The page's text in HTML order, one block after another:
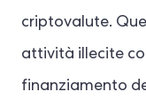
criptovalute.
attività illecite
finanziamento